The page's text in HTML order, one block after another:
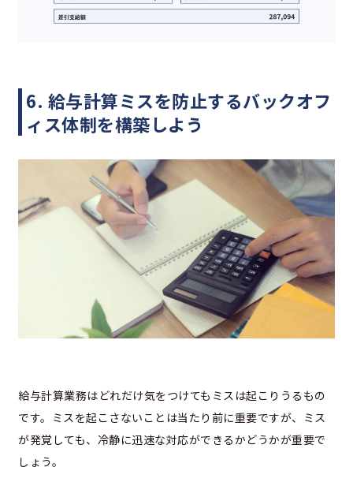
6. 給与計算ミスを防止するバックオフ
ィス体制を構築しよう
給与計算業務はどれだけ気をつけてもミスは起こりうるもの
です。ミスを起こさないことは当たり前に重要ですが、ミス
が発覚しても、冷静に迅速な対応ができるかどうかが重要で
しょう。